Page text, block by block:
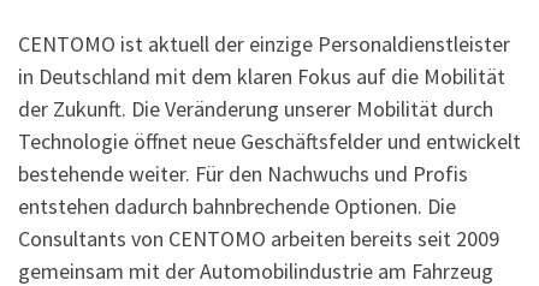
CENTOMO ist aktuell der einzige Personaldienstleister
in Deutschland mit dem klaren Fokus auf die Mobilität
der Zukunft. Die Veränderung unserer Mobilität durch
Technologie öffnet neue Geschäftsfelder und entwickelt
bestehende weiter. Für den Nachwuchs und Profis
entstehen dadurch bahnbrechende Optionen. Die
Consultants von CENTOMO arbeiten bereits seit 2009
gemeinsam mit der Automobilindustrie am Fahrzeug